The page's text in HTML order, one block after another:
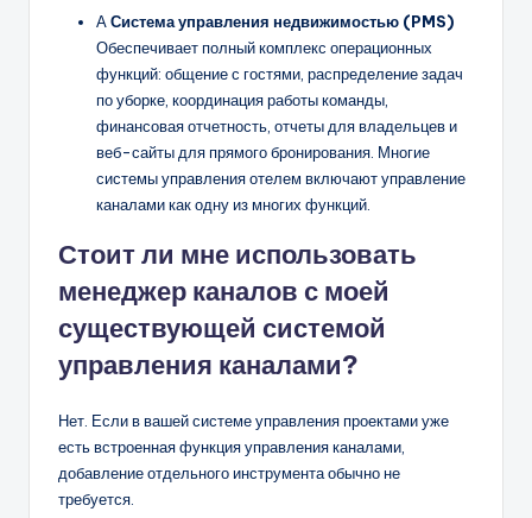
АСистема управления недвижимостью (PMS)
Обеспечивает полный комплекс операционных
функций: общение с гостями, распределение задач
по уборке, координация работы команды,
финансовая отчетность, отчеты для владельцев и
веб-сайты для прямого бронирования. Многие
системы управления отелем включают управление
каналами как одну из многих функций.
Стоит ли мне использовать
менеджер каналов с моей
существующей системой
управления каналами?
Нет. Если в вашей системе управления проектами уже
есть встроенная функция управления каналами,
добавление отдельного инструмента обычно не
требуется.